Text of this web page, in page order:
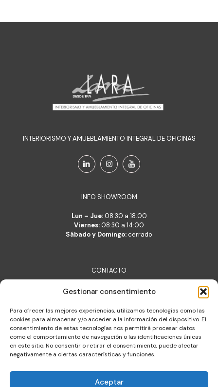
Gestionar consentimiento
Para ofrecer las mejores experiencias, utilizamos tecnologías como las
cookies para almacenar y/o acceder a la información del dispositivo. El
consentimiento de estas tecnologías nos permitirá procesar datos
como el comportamiento de navegación o las identificaciones únicas
en este sitio. No consentir o retirar el consentimiento, puede afectar
negativamente a ciertas características y funciones.
Aceptar
INTERIORISMO Y AMUEBLAMIENTO INTEGRAL DE OFICINAS
INFO SHOWROOM
Lun – Jue:08:30 a 18:00
Viernes: 08:30 a 14:00
Sábado y Domingo:cerrado
CONTACTO
Lara Belsué S.L.
lara@lara.es
T: +34 976 377 704
Almacén de logística integral
c/ Constitución 30, Cuarte de Huerva